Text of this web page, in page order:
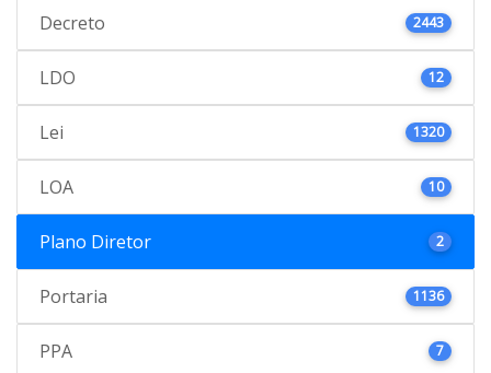
Decreto 2443
LDO 12
Lei 1320
LOA 10
Plano Diretor 2
Portaria 1136
PPA 7